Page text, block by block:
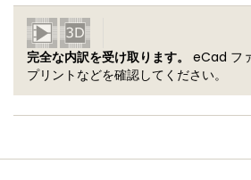
完全な内訳を受け取ります。
eCad フ
プリントなどを確認してください。